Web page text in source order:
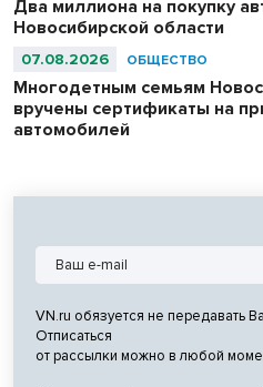
Два миллиона на покупку
Новосибирской области
07.08.2026 ОБЩЕСТВО
Многодетным семьям
вручены сертификаты на
автомобилей
VN.ru обязуется не передавать
Отписаться
от рассылки можно в любой